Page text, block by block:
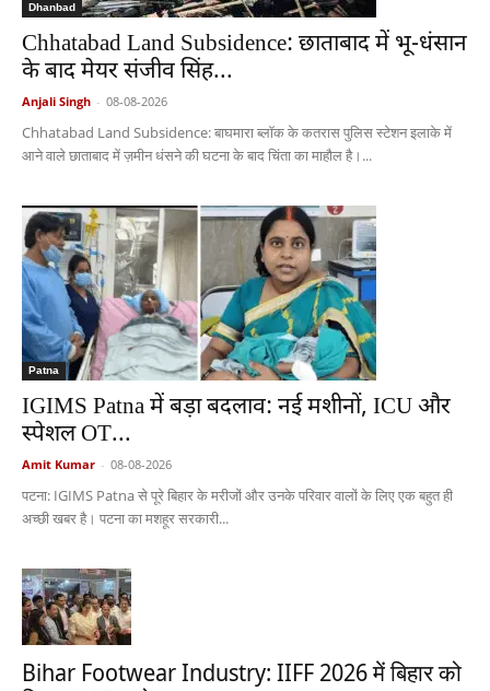
Dhanbad
Chhatabad Land Subsidence: छाताबाद में भू-धंसान
के बाद मेयर संजीव सिंह...
Anjali Singh - 08-08-2026
Chhatabad Land Subsidence: बाघमारा ब्लॉक के कतरास पुलिस स्टेशन इलाके में
आने वाले छाताबाद में ज़मीन धंसने की घटना के बाद चिंता का माहौल है।...
Patna
IGIMS Patna में बड़ा बदलाव: नई मशीनों, ICU और
स्पेशल OT...
Amit Kumar - 08-08-2026
पटना: IGIMS Patna से पूरे बिहार के मरीजों और उनके परिवार वालों के लिए एक बहुत ही
अच्छी खबर है। पटना का मशहूर सरकारी...
Bihar Footwear Industry: IIFF 2026 में बिहार को